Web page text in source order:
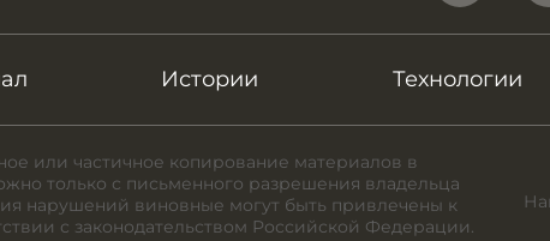
Истории Технологии
или частичное копирование материалов в
только с письменного разрешения владельца
нарушений виновные могут быть привлечены к
с законодательством Российской Федерации.